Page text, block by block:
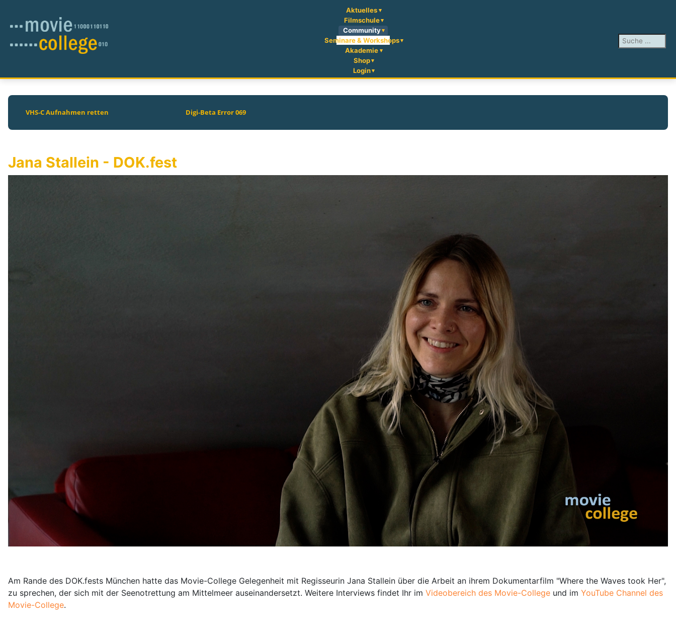
Aktuelles
Filmschule
Community
Seminare & Workshops
Akademie
Shop
Login
Suchen ...
VHS-C Aufnahmen retten Digi-Beta Error 069
Jana Stallein - DOK.fest
Am Rande des DOK.fests München hatte das Movie-College Gelegenheit mit Regisseurin Jana Stallein über die Arbeit an ihrem Dokumentarfilm "Where the Waves took Her",
zu sprechen, der sich mit der Seenotrettung am Mittelmeer auseinandersetzt. Weitere Interviews findet Ihr im Videobereich des Movie-College und im YouTube Channel des
Movie-College.